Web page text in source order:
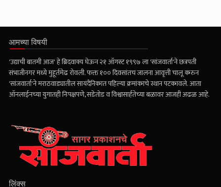
आमच्या विषयी
'उद्याची बातमी आज' हे ब्रिदवाक्य घेऊन २१ ऑगस्ट १९९७ ला 'सांजवार्ता'ने छत्रपती
संभाजीनगर मध्ये मुहूर्तमेढ रोवली. फक्त १०० दिवसांतच जालना आवृत्ती चालू करुन
'सांजवार्ता'ने मराठवाड्यातील सायंदैनिकात पहिल्या क्रमांकाचे स्थान पटकावले. आता
ऑनलाईनच्या युगातही निःपक्षपणे, सडेतोड व विश्वासार्हतेच्या बळावर आजही अढळ आहे.
लिंक्स